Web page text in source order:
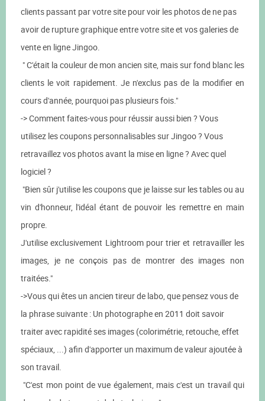
clients passant par votre site pour voir les photos de ne pas
avoir de rupture graphique entre votre site et vos galeries de
vente en ligne Jingoo.
" C'était la couleur de mon ancien site, mais sur fond blanc les
clients le voit rapidement. Je n'exclus pas de la modifier en
cours d'année, pourquoi pas plusieurs fois."
-> Comment faites-vous pour réussir aussi bien ? Vous
utilisez les coupons personnalisables sur Jingoo ? Vous
retravaillez vos photos avant la mise en ligne ? Avec quel
logiciel ?
"Bien sûr j'utilise les coupons que je laisse sur les tables ou au
vin d'honneur, l'idéal étant de pouvoir les remettre en main
propre.
J'utilise exclusivement Lightroom pour trier et retravailler les
images, je ne conçois pas de montrer des images non
traitées."
->Vous qui êtes un ancien tireur de labo, que pensez vous de
la phrase suivante : Un photographe en 2011 doit savoir
traiter avec rapidité ses images (colorimétrie, retouche, effet
spéciaux, ...) afin d'apporter un maximum de valeur ajoutée à
son travail.
"C'est mon point de vue également, mais c'est un travail qui